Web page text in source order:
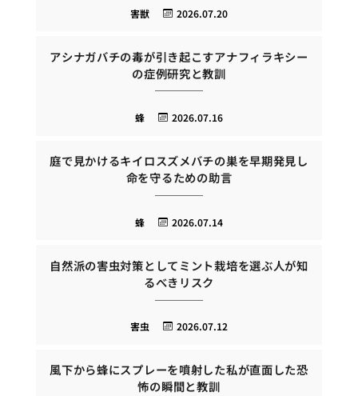
2026.07.20
害獣
アシナガバチの毒が引き起こすアナフィラキシー
の症例研究と教訓
2026.07.16
蜂
庭で見かけるキイロスズメバチの巣を早期発見し
命を守るための助言
2026.07.14
蜂
自然派の害虫対策としてミント栽培を選ぶ人が知
るべきリスク
2026.07.12
害虫
風下から蜂にスプレーを噴射した私が直面した恐
怖の瞬間と教訓